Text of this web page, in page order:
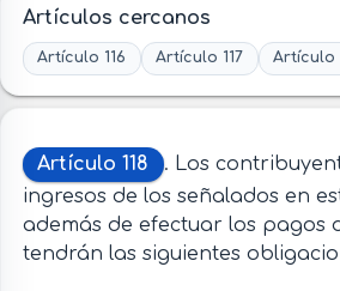
Artículos cercanos
Artículo 116 Artículo 117 Artículo
Artículo 118
. Los
ingresos de los señalados en
además de efectuar los pagos
tendrán las siguientes